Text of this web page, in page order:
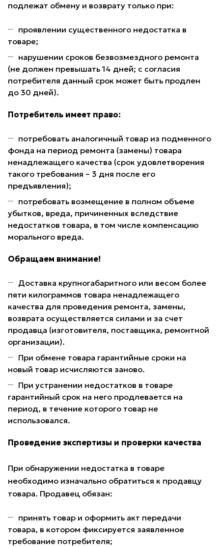
подлежат обмену и возврату только при:
проявлении существенного недостатка в
товаре;
нарушении сроков безвозмездного ремонта
(не должен превышать 14 дней; с согласия
потребителя данный срок может быть продлен
до 30 дней).
Потребитель имеет право:
потребовать аналогичный товар из подменного
фонда на период ремонта (замены) товара
ненадлежащего качества (срок удовлетворения
такого требования – 3 дня после его
предъявления);
потребовать возмещение в полном объеме
убытков, вреда, причиненных вследствие
недостатков товара, в том числе компенсацию
морального вреда.
Обращаем внимание!
Доставка крупногабаритного или весом более
пяти килограммов товара ненадлежащего
качества для проведения ремонта, замены,
возврата осуществляется силами и за счет
продавца (изготовителя, поставщика, ремонтной
организации).
При обмене товара гарантийные сроки на
новый товар исчисляются заново.
При устранении недостатков в товаре
гарантийный срок на него продлевается на
период, в течение которого товар не
использовался.
Проведение экспертизы и проверки качества
При обнаружении недостатка в товаре
необходимо изначально обратиться к продавцу
товара. Продавец обязан:
принять товар и оформить акт передачи
товара, в котором фиксируется заявленное
требование потребителя;